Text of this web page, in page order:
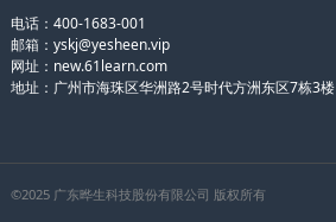
电话：400-1683-001
邮箱：yskj@yesheen.vip
网址： new.61learn.com
地址：广州市海珠区华洲路2号时代方洲东区7栋3楼
©2025 广东晔生科技股份有限公司 版权所有